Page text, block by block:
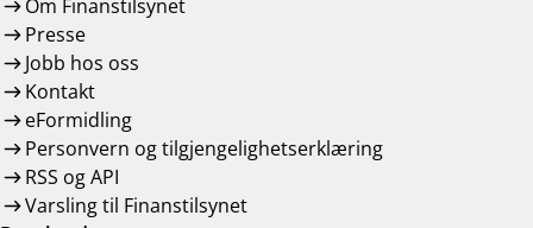
Om Finanstilsynet
Presse
Jobb hos oss
Kontakt
eFormidling
Personvern og tilgjengelighetserklæring
RSS og API
Varsling til Finanstilsynet